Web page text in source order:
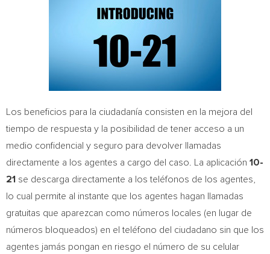
Los beneficios para la ciudadanía consisten en la mejora del
tiempo de respuesta y la posibilidad de tener acceso a un
medio confidencial y seguro para devolver llamadas
directamente a los agentes a cargo del caso. La aplicación 10-
21 se descarga directamente a los teléfonos de los agentes,
lo cual permite al instante que los agentes hagan llamadas
gratuitas que aparezcan como números locales (en lugar de
números bloqueados) en el teléfono del ciudadano sin que los
agentes jamás pongan en riesgo el número de su celular